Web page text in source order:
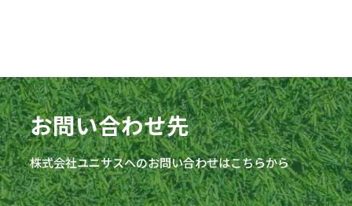
お問い合わせ先
株式会社ユニサスへのお問い合わせはこちらから